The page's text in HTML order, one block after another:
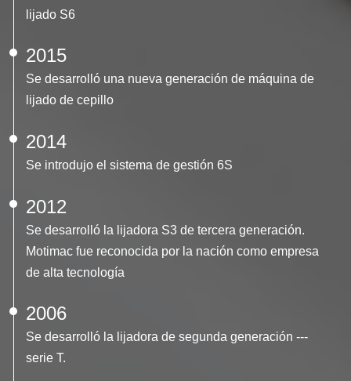
lijado S6
2015
Se desarrolló una nueva generación de máquina de
lijado de cepillo
2014
Se introdujo el sistema de gestión 6S
2012
Se desarrolló la lijadora S3 de tercera generación.
Motimac fue reconocida por la nación como empresa
de alta tecnología
2006
Se desarrolló la lijadora de segunda generación ---
serie T.